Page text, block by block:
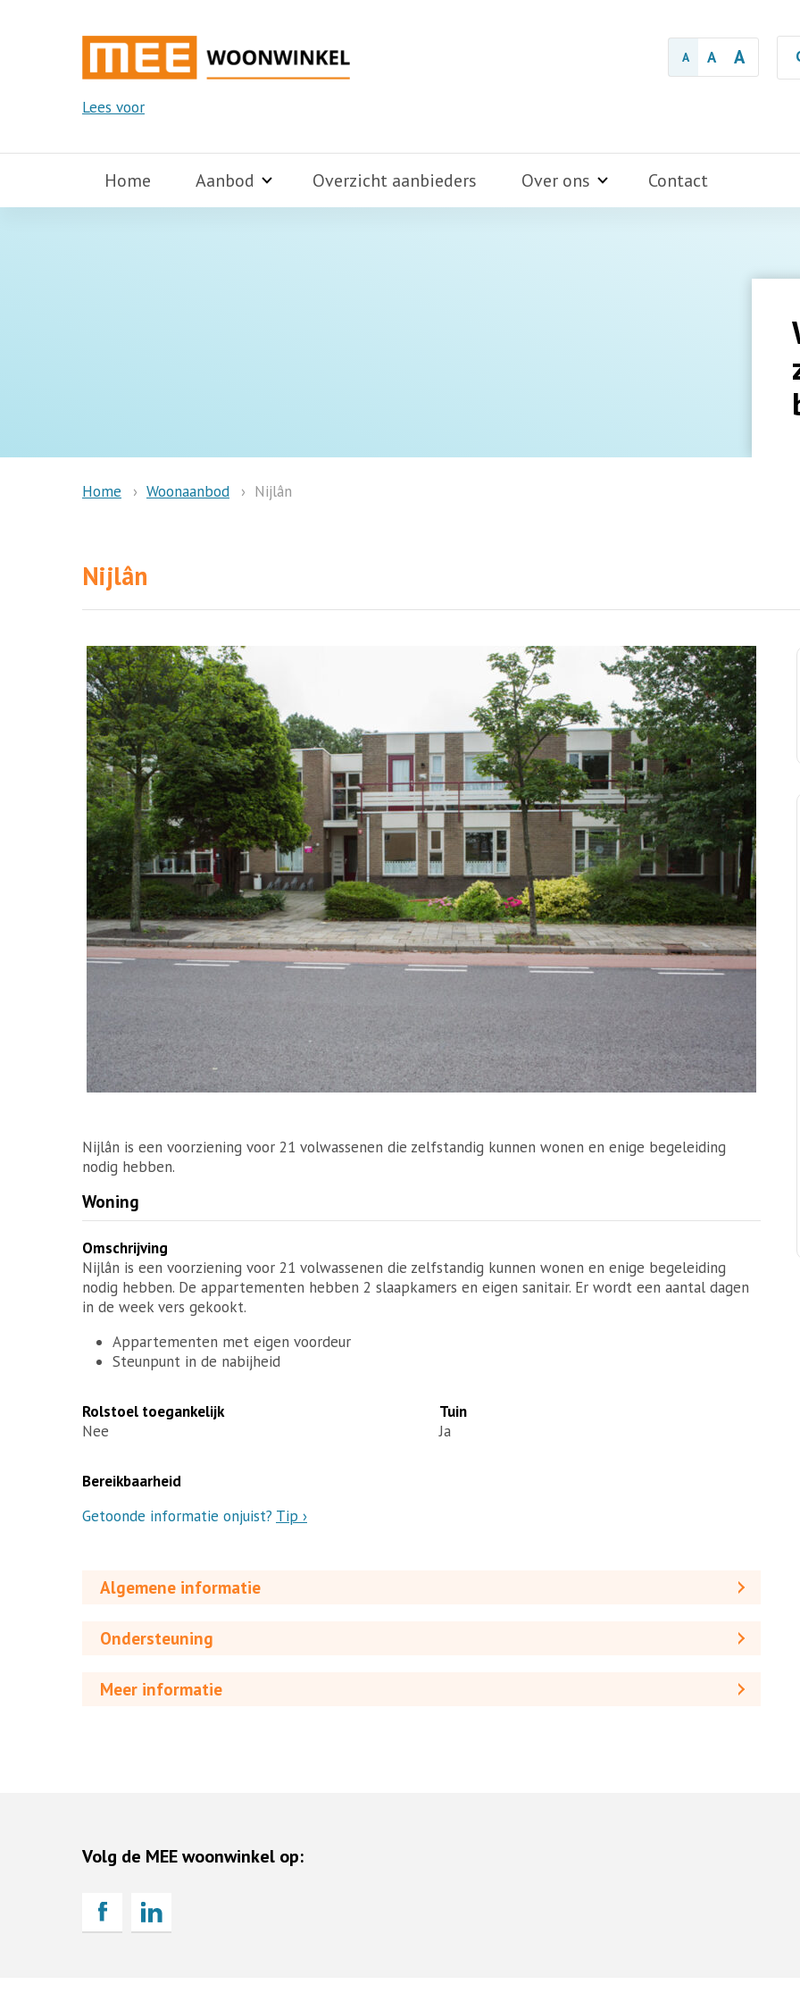
A A A
Lees voor
Home Aanbod Overzicht aanbieders Over ons Contact
Home Woonaanbod Nijlân
Nijlân
Nijlân is een voorziening voor 21 volwassenen die zelfstandig kunnen wonen en enige begeleiding
nodig hebben.
Woning
Omschrijving
Nijlân is een voorziening voor 21 volwassenen die zelfstandig kunnen wonen en enige begeleiding
nodig hebben. De appartementen hebben 2 slaapkamers en eigen sanitair. Er wordt een aantal dagen
in de week vers gekookt.
Appartementen met eigen voordeur
Steunpunt in de nabijheid
Rolstoel toegankelijk
Nee
Tuin
Ja
Bereikbaarheid
Getoonde informatie onjuist? Tip ›
Algemene informatie
Ondersteuning
Meer informatie
Volg de MEE woonwinkel op: